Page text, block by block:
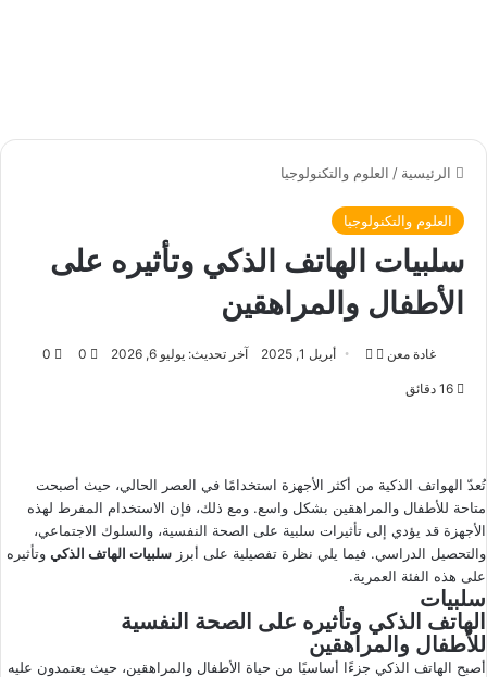
الرئيسية / العلوم والتكنولوجيا
العلوم والتكنولوجيا
سلبيات الهاتف الذكي وتأثيره على
الأطفال والمراهقين
غادة معن
ت
ل
ى
X
ر
ي
د
ا
إ
ت
أبريل 1, 2025 آخر تحديث: يوليو 6, 2026 0
0
تُعدّ الهواتف الذكية من أكثر الأجهزة استخدامًا في العصر الحالي، حيث أصبحت
متاحة للأطفال والمراهقين بشكل واسع. ومع ذلك، فإن الاستخدام المفرط لهذه
الأجهزة قد يؤدي إلى تأثيرات سلبية على الصحة النفسية، والسلوك الاجتماعي،
والتحصيل الدراسي. فيما يلي نظرة تفصيلية على أبرز سلبيات الهاتف الذكي وتأثيره
على هذه الفئة العمرية.
سلبيات
الهاتف الذكي وتأثيره على الصحة النفسية
للأطفال والمراهقين
أصبح الهاتف الذكي جزءًا أساسيًا من حياة الأطفال والمراهقين، حيث يعتمدون عليه